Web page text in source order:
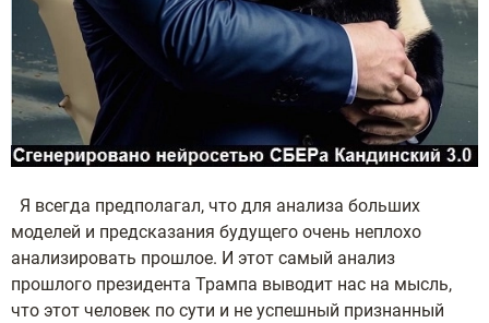
Я всегда предполагал, что для анализа больших
моделей и предсказания будущего очень неплохо
анализировать прошлое. И этот самый анализ
прошлого президента Трампа выводит нас на мысль,
что этот человек по сути и не успешный признанный